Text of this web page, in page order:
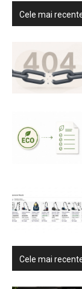
Cele mai
Cele mai